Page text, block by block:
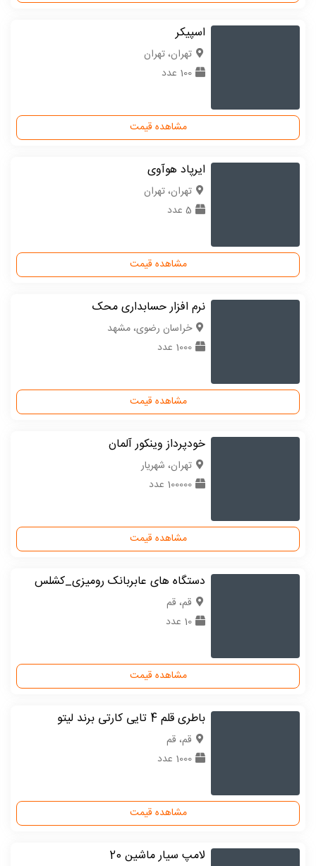
اسپیکر
تهران، تهران
100 عدد
مشاهده قیمت
ایرپاد هوآوی
تهران، تهران
5 عدد
مشاهده قیمت
نرم افزار حسابداری محک
خراسان رضوی، مشهد
1000 عدد
مشاهده قیمت
خودپرداز وینکور آلمان
تهران، شهریار
100000 عدد
مشاهده قیمت
دستگاه های عابربانک رومیزی_کشلس
قم، قم
10 عدد
مشاهده قیمت
باطری قلم 4 تایی کارتی برند لیتو
قم، قم
1000 عدد
مشاهده قیمت
لامپ سیار ماشین 20